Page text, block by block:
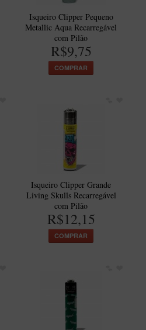
Isqueiro Clipper Pequeno
Metallic Aqua Recarregável
com Pilão
R$9,75
COMPRAR
Isqueiro Clipper Grande
Living Skulls Recarregável
com Pilão
R$12,15
COMPRAR